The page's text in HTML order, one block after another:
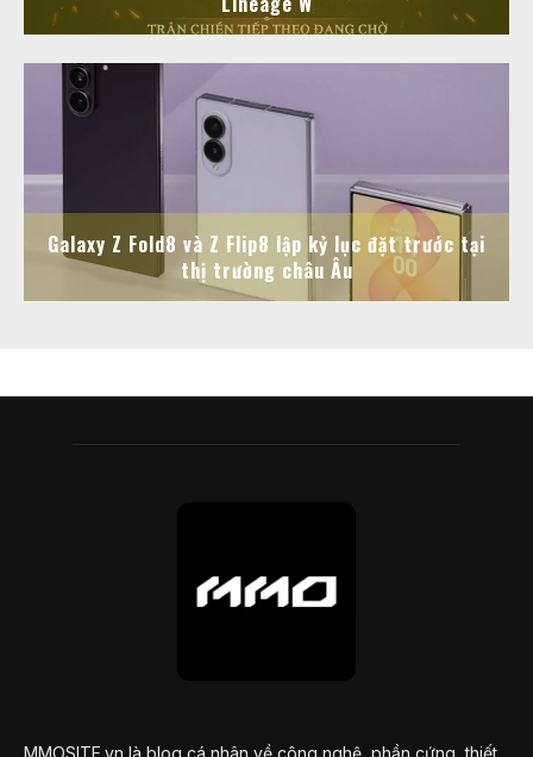
Galaxy Z Fold8 và Z Flip8 lập kỷ lục đặt trước tại
thị trường châu Âu
MMOSITE.vn là blog cá nhân về công nghệ, phần cứng, thiết